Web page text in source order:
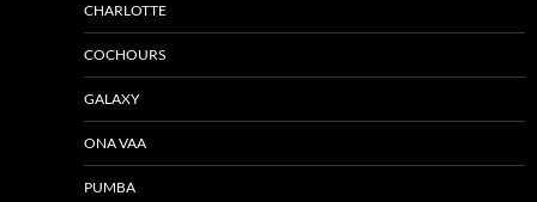
CHARLOTTE
COCHOURS
GALAXY
ONA VAA
PUMBA